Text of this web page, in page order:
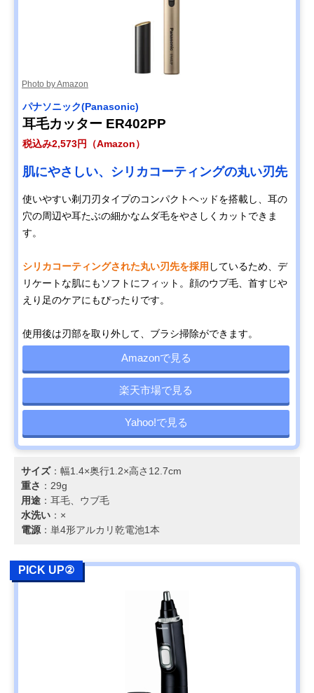
Photo by Amazon
パナソニック(Panasonic)
耳毛カッター ER402PP
税込み2,573円（Amazon）
肌にやさしい、シリカコーティングの丸い刃先
使いやすい剃刀刃タイプのコンパクトヘッドを搭載し、耳の
穴の周辺や耳たぶの細かなムダ毛をやさしくカットできま
す。
シリカコーティングされた丸い刃先を採用 しているため、デ
リケートな肌にもソフトにフィット。顔のウブ毛、首すじや
えり足のケアにもぴったりです。
使用後は刃部を取り外して、ブラシ掃除ができます。
Amazonで見る
楽天市場で見る
Yahoo!で見る
サイズ：幅1.4×奥行1.2×高さ12.7cm
重さ ：29g
用途 ：耳毛、ウブ毛
水洗い ：×
電源 ：単4形アルカリ乾電池1本
PICK UP②